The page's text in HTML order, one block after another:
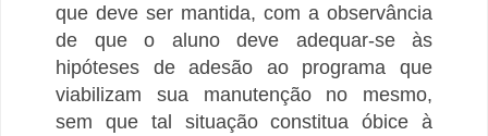
que deve ser mantida, com a observância
de que o aluno deve adequar-se às
hipóteses de adesão ao programa que
viabilizam sua manutenção no mesmo,
sem que tal situação constitua óbice à